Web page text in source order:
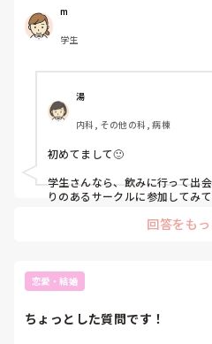
ついてなどのお話を聞かせて頂
マッチングアプリは危ないので
ている子が私の周りには多い
m
学生
湯
内科, その他の科, 病棟
初めてまして🙂
学生さんなら、飲みに行って出
りのあるサークルに参加してみ
どれをとっても、危険はあるかと
た。そこから広がる輪がたくさん
回答をも
恋愛・結婚
ちょっとした質問です！